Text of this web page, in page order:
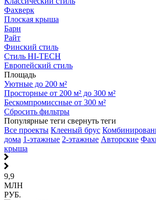
Фахверк
Плоская крыша
Барн
Райт
Финский стиль
Стиль HI-TECH
Европейский стиль
Площадь
Уютные до 200 м²
Просторные от 200 м² до 300 м²
Бескомпромиссные от 300 м²
Сбросить фильтры
Популярные теги свернуть теги
Все проекты Клееный брус
дома 1-этажные 2-этажные Авторские
крыша
9,9
МЛН
РУБ.